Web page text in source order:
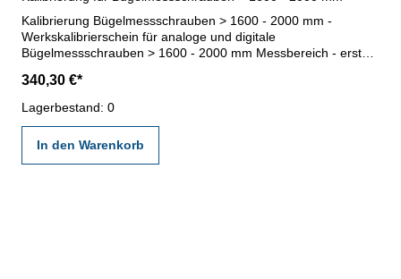
Kalibrierung Bügelmessschrauben > 1600 - 2000 mm -
Werkskalibrierschein für analoge und digitale
Bügelmessschrauben > 1600 - 2000 mm Messbereich - erstellt
VDI/VDE/DGQ 2618 oder nach angegebenen Werksnormen
340,30 €*
Lagerbestand: 0
In den Warenkorb